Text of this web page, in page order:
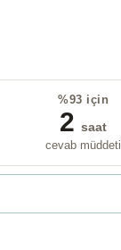
%93 için
2 saat
cevab müddeti